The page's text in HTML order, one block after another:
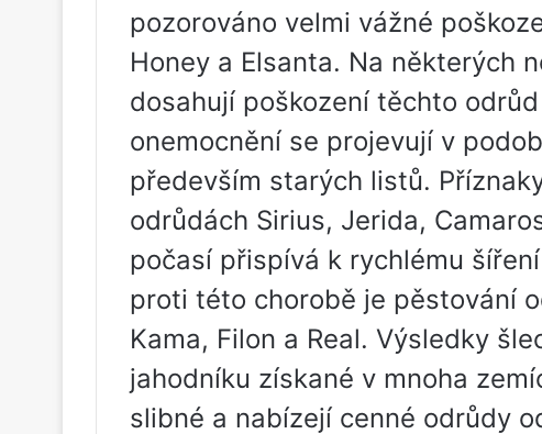
pozorováno velmi vážné
Honey a Elsanta. Na některých
dosahují poškození těchto
onemocnění se projevují v
především starých listů.
odrůdách Sirius, Jerida,
počasí přispívá k rychlému
proti této chorobě je pěstování
Kama, Filon a Real. Výsledky
jahodníku získané v mnoha
slibné a nabízejí cenné odrůdy